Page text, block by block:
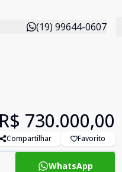
(19) 99644-0607
R$ 730.000,00
Compartilhar Favorito
WhatsApp